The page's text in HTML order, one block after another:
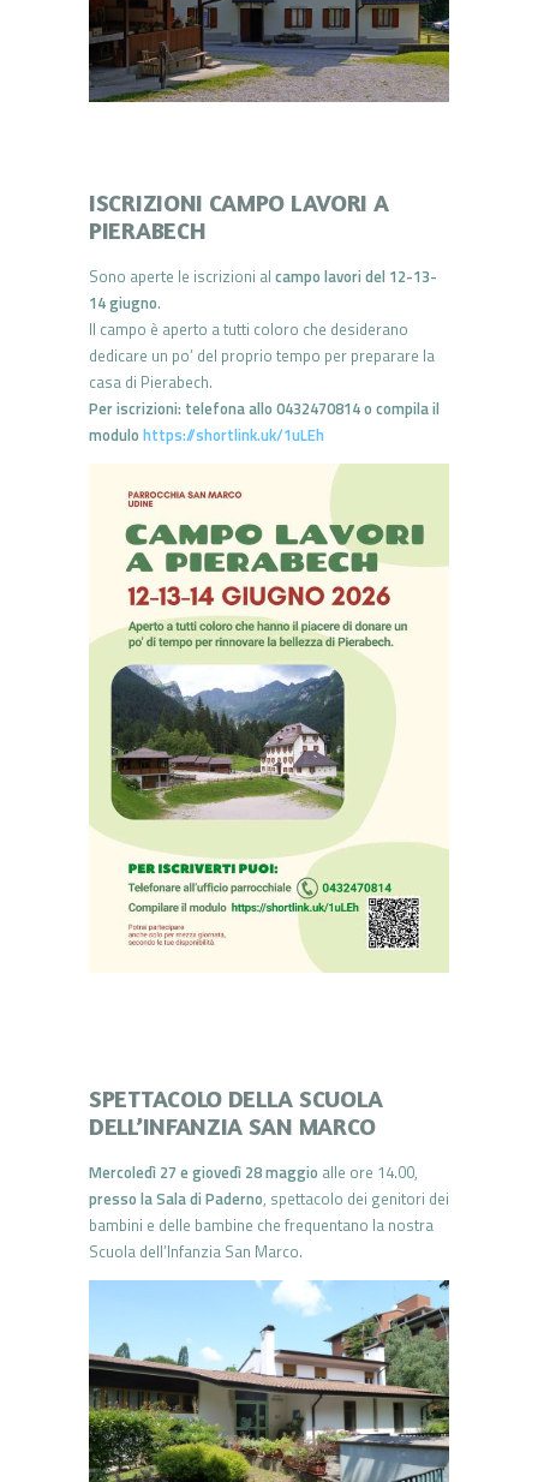
ISCRIZIONI CAMPO LAVORI A
PIERABECH
Sono aperte le iscrizioni al campo lavori del 12-13-
14 giugno.
Il campo è aperto a tutti coloro che desiderano
dedicare un po’ del proprio tempo per preparare la
casa di Pierabech.
Per iscrizioni: telefona allo 0432470814 o compila il
modulo https://shortlink.uk/1uLEh
SPETTACOLO DELLA SCUOLA
DELL’INFANZIA SAN MARCO
Mercoledì 27 e giovedì 28 maggio alle ore 14.00,
presso la Sala di Paderno, spettacolo dei genitori dei
bambini e delle bambine che frequentano la nostra
Scuola dell’Infanzia San Marco.